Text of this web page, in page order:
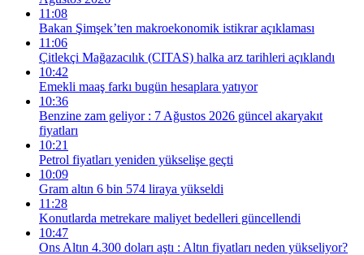
11:08
Bakan Şimşek’ten makroekonomik istikrar açıklaması
11:06
Çitlekçi Mağazacılık (CITAS) halka arz tarihleri açıklandı
10:42
Emekli maaş farkı bugün hesaplara yatıyor
10:36
Benzine zam geliyor : 7 Ağustos 2026 güncel akaryakıt
fiyatları
10:21
Petrol fiyatları yeniden yükselişe geçti
10:09
Gram altın 6 bin 574 liraya yükseldi
11:28
Konutlarda metrekare maliyet bedelleri güncellendi
10:47
Ons Altın 4.300 doları aştı : Altın fiyatları neden yükseliyor?